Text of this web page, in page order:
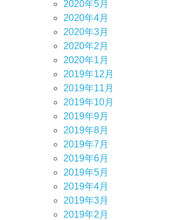
2020年5月
2020年4月
2020年3月
2020年2月
2020年1月
2019年12月
2019年11月
2019年10月
2019年9月
2019年8月
2019年7月
2019年6月
2019年5月
2019年4月
2019年3月
2019年2月